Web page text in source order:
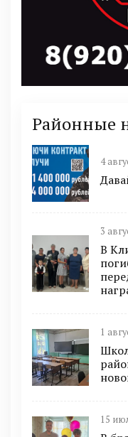
Районные
4
3
В
1
15